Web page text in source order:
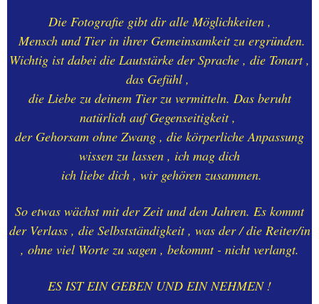
26.-SELECTION-AKTIVIA
27.-LINKLISTE
Die Fotografie gibt dir alle Möglichkeiten ,
Mensch und Tier in ihrer Gemeinsamkeit zu ergründen.
Wichtig ist dabei die Lautstärke der Sprache , die Tonart ,
das Gefühl ,
die Liebe zu deinem Tier zu vermitteln. Das beruht
natürlich auf Gegenseitigkeit ,
der Gehorsam ohne Zwang , die körperliche Anpassung
wissen zu lassen , ich mag dich
ich liebe dich , wir gehören zusammen.
So etwas wächst mit der Zeit und den Jahren. Es kommt
der Verlass , die Selbstständigkeit , was der / die Reiter/in
, ohne viel Worte zu sagen , bekommt - nicht verlangt.
ES IST EIN GEBEN UND EIN NEHMEN !